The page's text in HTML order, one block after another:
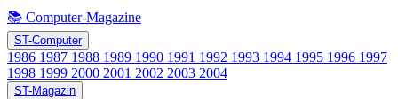
📚 Computer-Magazine
ST-Computer
1986 1987 1988 1989 1990 1991 1992 1993 1994 1995 1996 1997
1998 1999 2000 2001 2002 2003 2004
ST-Magazin